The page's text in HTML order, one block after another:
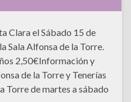
Clara el Sábado 15 de
Sala Alfonsa de la Torre.
2,50€Información y
de la Torre y Tenerías
Torre de martes a sábado